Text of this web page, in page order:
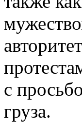
с
груза.